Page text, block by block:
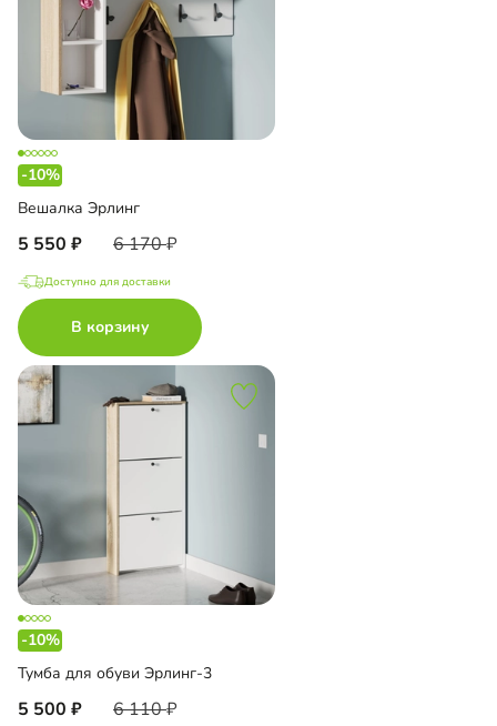
-10%
Вешалка Эрлинг
5 550 6 170
Доступно для доставки
В корзину
-10%
Тумба для обуви Эрлинг-3
5 500 6 110